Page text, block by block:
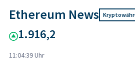
Ethereum News
1.916,2
11:04:39 Uhr